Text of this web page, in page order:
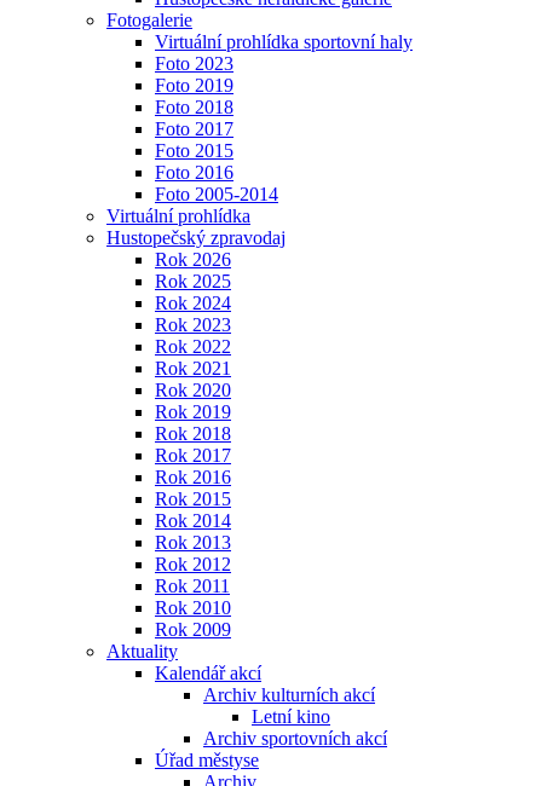
Fotogalerie
Virtuální prohlídka sportovní haly
Foto 2023
Foto 2019
Foto 2018
Foto 2017
Foto 2015
Foto 2016
Foto 2005-2014
Virtuální prohlídka
Hustopečský zpravodaj
Rok 2026
Rok 2025
Rok 2024
Rok 2023
Rok 2022
Rok 2021
Rok 2020
Rok 2019
Rok 2018
Rok 2017
Rok 2016
Rok 2015
Rok 2014
Rok 2013
Rok 2012
Rok 2011
Rok 2010
Rok 2009
Aktuality
Kalendář akcí
Archiv kulturních akcí
Letní kino
Archiv sportovních akcí
Úřad městyse
Archiv